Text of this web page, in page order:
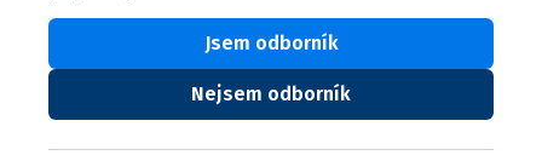
Nobivac KC lyofilizát a rozpúš...
Product details
Nejsem odborník
Jsem odborník